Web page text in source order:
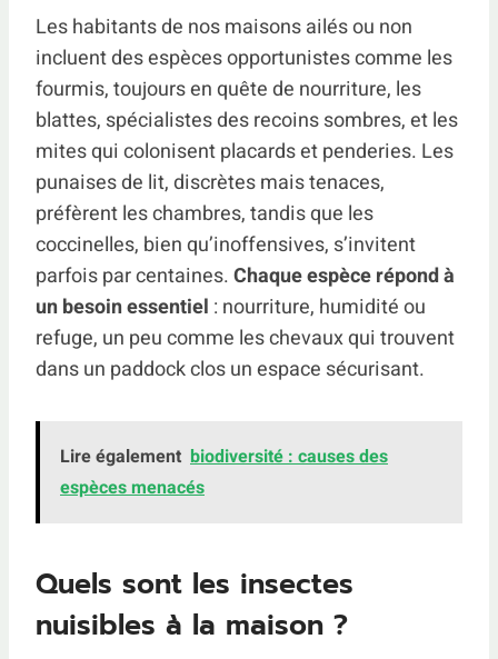
Les habitants de nos maisons ailés ou non
incluent des espèces opportunistes comme les
fourmis, toujours en quête de nourriture, les
blattes, spécialistes des recoins sombres, et les
mites qui colonisent placards et penderies. Les
punaises de lit, discrètes mais tenaces,
préfèrent les chambres, tandis que les
coccinelles, bien qu’inoffensives, s’invitent
parfois par centaines.Chaque espèce répond à
un besoin essentiel : nourriture, humidité ou
refuge, un peu comme les chevaux qui trouvent
dans un paddock clos un espace sécurisant.
Lire également biodiversité : causes des
espèces menacés
Quels sont les insectes
nuisibles à la maison ?